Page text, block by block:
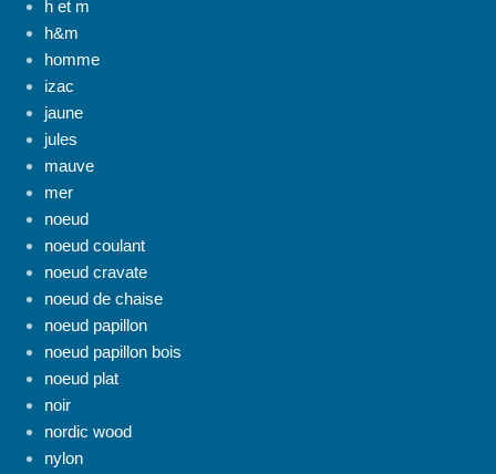
h et m
h&m
homme
izac
jaune
jules
mauve
mer
noeud
noeud coulant
noeud cravate
noeud de chaise
noeud papillon
noeud papillon bois
noeud plat
noir
nordic wood
nylon